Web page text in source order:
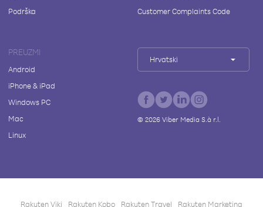
Podrška
Customer Complaints Code
PREUZMI
Android
iPhone & iPad
Windows PC
Mac
Linux
Hrvatski
© 2026Viber Media S.à r.l.
Rakuten Viki Rakuten Kobo Rakuten Travel Rakuten Marketing